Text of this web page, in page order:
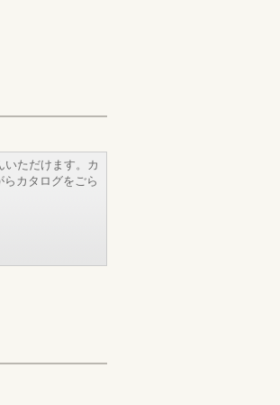
いただけます。カ
カタログをごら